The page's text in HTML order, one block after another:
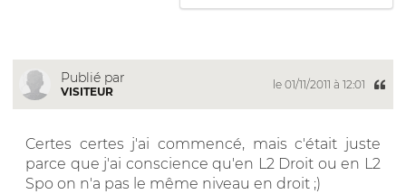
Publié par
VISITEUR
le 01/11/2011 à 12:01
Certes certes j'ai commencé, mais c'était juste
parce que j'ai conscience qu'en L2 Droit ou en L2
Spo on n'a pas le même niveau en droit ;)